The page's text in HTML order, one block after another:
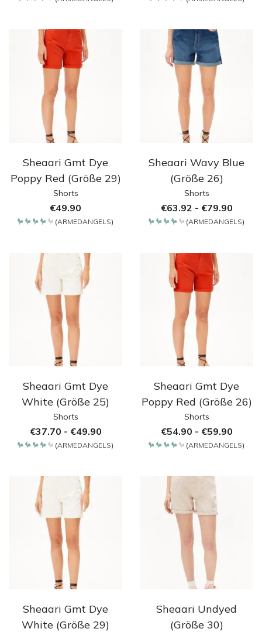
Sheaari Gmt Dye
Poppy Red (Größe 29)
Shorts
€49.90
(ARMEDANGELS)
Sheaari Wavy Blue
(Größe 26)
Shorts
€63.92 - €79.90
(ARMEDANGELS)
Sheaari Gmt Dye
White (Größe 25)
Shorts
€37.70 - €49.90
(ARMEDANGELS)
Sheaari Gmt Dye
Poppy Red (Größe 26)
Shorts
€54.90 - €59.90
(ARMEDANGELS)
Sheaari Gmt Dye
White (Größe 29)
Sheaari Undyed
(Größe 30)